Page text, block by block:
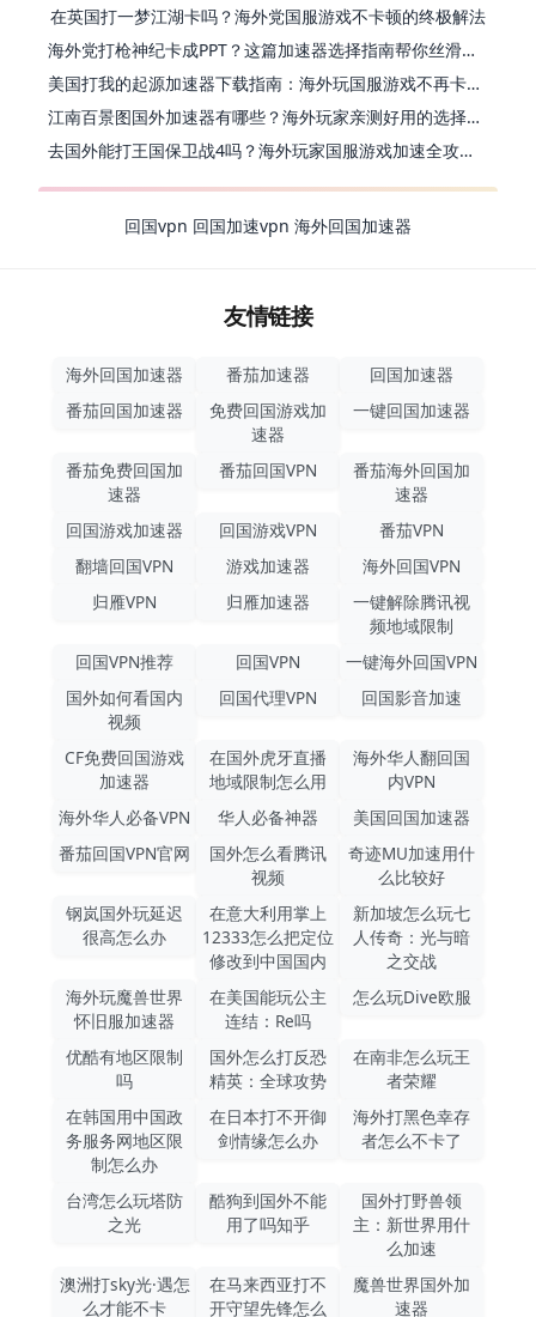
在英国打一梦江湖卡吗？海外党国服游戏不卡顿的终极解法
海外党打枪神纪卡成PPT？这篇加速器选择指南帮你丝滑上分
美国打我的起源加速器下载指南：海外玩国服游戏不再卡的终极方案
江南百景图国外加速器有哪些？海外玩家亲测好用的选择与避坑指南
去国外能打王国保卫战4吗？海外玩家国服游戏加速全攻略（附公主连结幻想江湖实测）
回国vpn 回国加速vpn 海外回国加速器
友情链接
海外回国加速器 番茄加速器
回国加速器
番茄回国加速器
免费回国游戏加
速器
一键回国加速器
番茄免费回国加
速器
番茄回国VPN
番茄海外回国加
速器
回国游戏加速器
回国游戏VPN
番茄VPN
翻墙回国VPN
游戏加速器
海外回国VPN
归雁VPN
归雁加速器
一键解除腾讯视
频地域限制
回国VPN推荐
回国VPN
一键海外回国VPN
国外如何看国内
视频
回国代理VPN 回国影音加速
CF免费回国游戏
加速器
在国外虎牙直播
地域限制怎么用
海外华人翻回国
内VPN
海外华人必备VPN
华人必备神器
美国回国加速器
番茄回国VPN官网
国外怎么看腾讯
视频
奇迹MU加速用什
么比较好
钢岚国外玩延迟
很高怎么办
在意大利用掌上
12333怎么把定位
修改到中国国内
新加坡怎么玩七
人传奇：光与暗
之交战
海外玩魔兽世界
怀旧服加速器
在美国能玩公主
连结：Re吗
怎么玩Dive欧服
优酷有地区限制
吗
国外怎么打反恐
精英：全球攻势
在南非怎么玩王
者荣耀
在韩国用中国政
务服务网地区限
制怎么办
在日本打不开御
剑情缘怎么办
海外打黑色幸存
者怎么不卡了
台湾怎么玩塔防
之光
酷狗到国外不能
用了吗知乎
国外打野兽领
主：新世界用什
么加速
澳洲打sky光·遇怎
么才能不卡
在马来西亚打不
开守望先锋怎么
魔兽世界国外加
速器